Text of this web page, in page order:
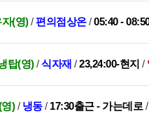
(영)/편의점상온/05:40 -
탑(영)/식자재 /23,24:00-현지 /
)/ 냉동/ 17:30출근 - 가는데로 /